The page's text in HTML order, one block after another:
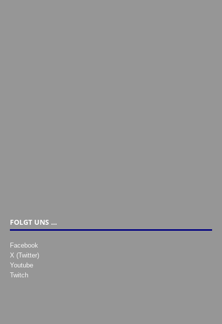
FOLGT UNS …
Facebook
X (Twitter)
Youtube
Twitch